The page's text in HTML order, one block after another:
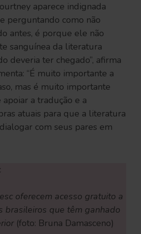
aparece indignada
perguntando como não
antes, é porque ele não
sanguínea da literatura
deveria ter chegado”, afirma
“É muito importante a
mas é muito importante
a tradução e a
atuais para que a literatura
com seus pares em
oferecem acesso gratuito a
brasileiros que têm ganhado
(foto: Bruna Damasceno)